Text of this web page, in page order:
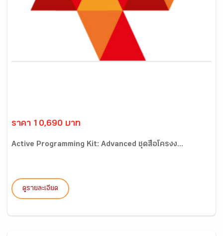
ราคา 10,690 บาท
Active Programming Kit: Advanced ชุดสื่อโครงง...
ดูรายละเอียด